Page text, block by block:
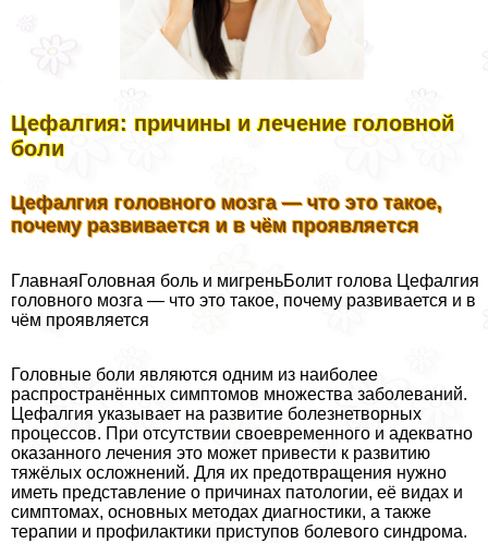
Цефалгия: причины и лечение головной
боли
Цефалгия головного мозга — что это такое,
почему развивается и в чём проявляется
ГлавнаяГоловная боль и мигреньБолит голова Цефалгия
головного мозга — что это такое, почему развивается и в
чём проявляется
Головные боли являются одним из наиболее
распространённых симптомов множества заболеваний.
Цефалгия указывает на развитие болезнетворных
процессов. При отсутствии своевременного и адекватно
оказанного лечения это может привести к развитию
тяжёлых осложнений. Для их предотвращения нужно
иметь представление о причинах патологии, её видах и
симптомах, основных методах диагностики, а также
терапии и профилактики приступов болевого синдрома.